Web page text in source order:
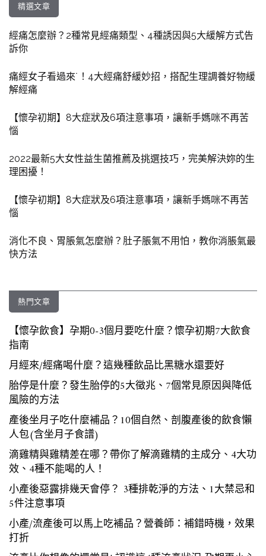
精選文章
經痛怎麼辦？2種常見經痛類型、4種誘因與5大緩解方式告
訴你
痛經女子看過來˙！4大經痛舒緩妙招，搭配生理調養好物緩
解經痛
【懷孕初期】8大症狀及6項注意事項，讓新手媽咪不再苦
惱
2022最新5大女性益生菌推薦及挑選技巧，完美解決妳的生
理困擾！
【懷孕初期】8大症狀及6項注意事項，讓新手媽咪不再苦
惱
消化不良、胃脹氣怎麼辦？肚子脹氣不用怕，教你消脹氣最
快方法
熱門文章
【懷孕飲食】孕期0-3個月要吃什麼？懷孕初期7大飲食
指南
月經來/經痛喝什麼？這幾種飲品比黑糖水還要好
胎停是什麼？發生胎停的5大徵兆、7個常見原因與降低
風險的方法
產後坐月子吃什麼補品？10個自然、剖腹產後的飲食懶
人包(含坐月子食譜)
滴雞精與雞精差在哪？帶你了解滴雞精的主成分、4大功
效、4種不能喝的人！
小產後惡露排幾天會停？ 3種排乾淨的方法、1大禁忌和
5件注意事項
小產/流產後可以馬上吃補品？營養師：補錯時機，效果
打折